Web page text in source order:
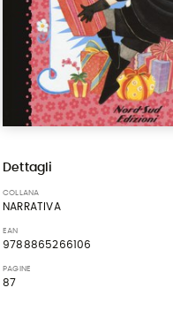
Dettagli
COLLANA
NARRATIVA
EAN
9788865266106
PAGINE
87